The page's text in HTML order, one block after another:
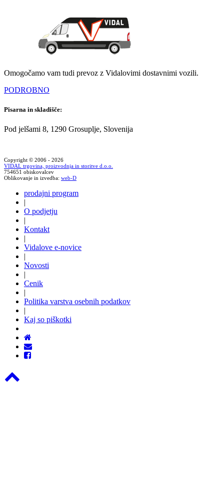
Omogočamo vam tudi prevoz z Vidalovimi dostavnimi vozili.
PODROBNO
Pisarna in skladišče:
Pod jelšami 8, 1290 Grosuplje, Slovenija
Copyright © 2006 - 2026
VIDAL trgovina, proizvodnja in storitve d.o.o.
754651 obiskovalcev
Oblikovanje in izvedba: web-D
prodajni program
|
O podjetju
|
Kontakt
|
Vidalove e-novice
|
Novosti
|
Cenik
|
Politika varstva osebnih podatkov
|
Kaj so piškotki